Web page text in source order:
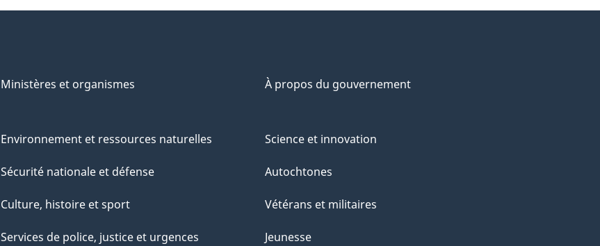
Ministères et organismes À propos du gouvernement
Environnement et ressources naturelles
Sécurité nationale et défense
Culture, histoire et sport
Services de police, justice et urgences
Science et innovation
Autochtones
Vétérans et militaires
Jeunesse